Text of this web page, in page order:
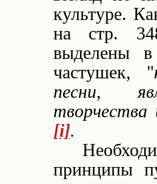
культуре.
на стр.
выделены
частушек, "
песни,
[i].
принципы